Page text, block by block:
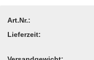
Art.Nr.:
Lieferzeit: